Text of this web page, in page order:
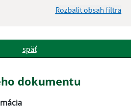
Rozbaliť obsah filtra
späť
dokumentu